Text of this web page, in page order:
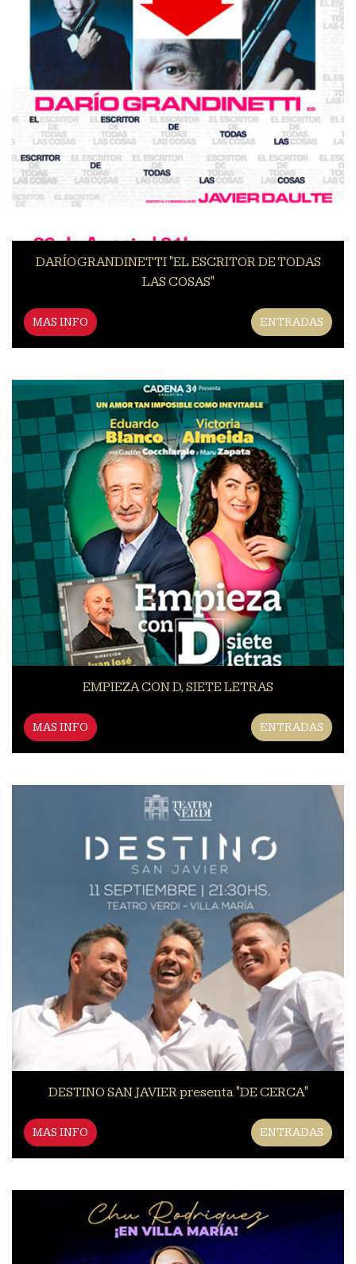
DARÍO GRANDINETTI "EL ESCRITOR DE TODAS
LAS COSAS"
MAS INFO ENTRADAS
EMPIEZA CON D, SIETE LETRAS
MAS INFO ENTRADAS
DESTINO SAN JAVIER presenta "DE CERCA"
MAS INFO ENTRADAS